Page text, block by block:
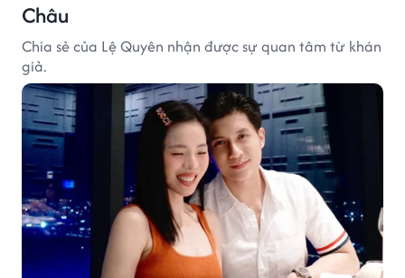
Châu
Chia sẻ của Lệ Quyên nhận được sự quan tâm từ khán
giả.